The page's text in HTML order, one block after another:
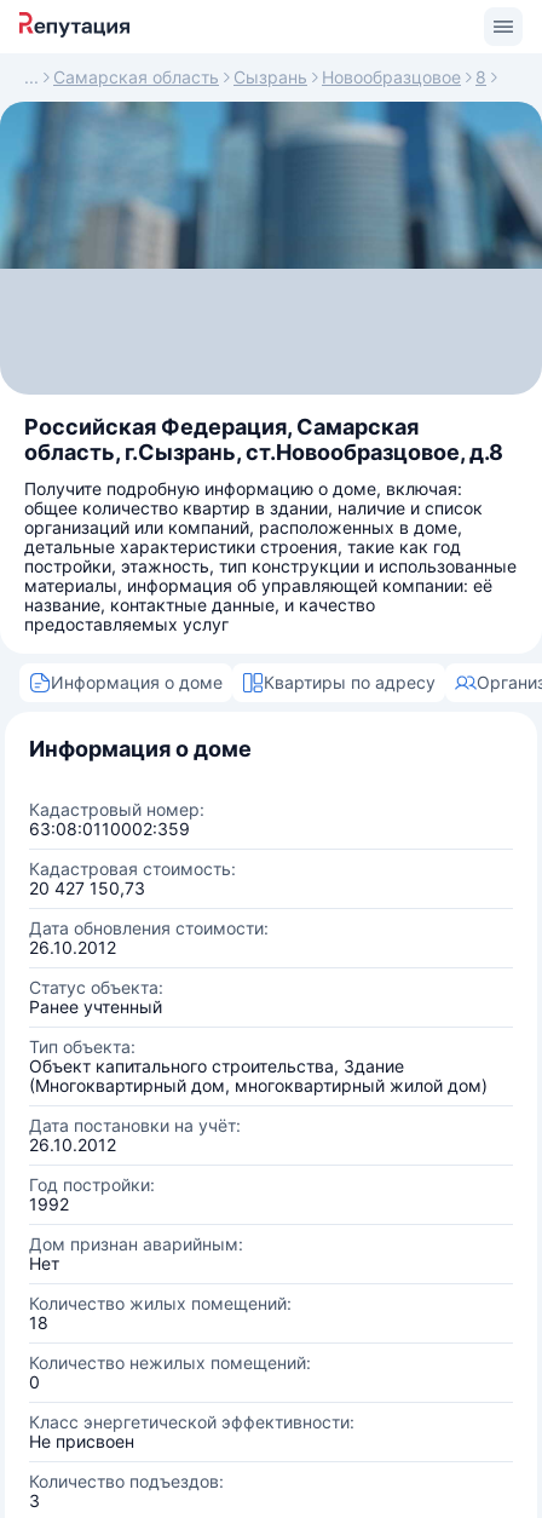
Самарская область Сызрань Новообразцовое 8
Российская Федерация, Самарская
область, г.Сызрань, ст.Новообразцовое, д.8
Получите подробную информацию о доме, включая:
общее количество квартир в здании, наличие и список
организаций или компаний, расположенных в доме,
детальные характеристики строения, такие как год
постройки, этажность, тип конструкции и использованные
материалы, информация об управляющей компании: её
название, контактные данные, и качество
предоставляемых услуг
Информация о доме Квартиры по адресу
Информация о доме
Кадастровый номер:
63:08:0110002:359
Кадастровая стоимость:
20 427 150,73
Дата обновления стоимости:
26.10.2012
Статус объекта:
Ранее учтенный
Тип объекта:
Объект капитального строительства, Здание
(Многоквартирный дом, многоквартирный жилой дом)
Дата постановки на учёт:
26.10.2012
Год постройки:
1992
Дом признан аварийным:
Нет
Количество жилых помещений:
18
Количество нежилых помещений:
0
Класс энергетической эффективности:
Не присвоен
Количество подъездов:
3